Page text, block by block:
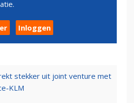
Inloggen
stekker uit joint venture met
KLM